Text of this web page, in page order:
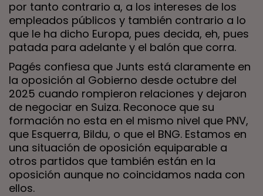
por tanto contrario a, a los intereses de los
empleados públicos y también contrario a lo
que le ha dicho Europa, pues decida, eh, pues
patada para adelante y el balón que corra.
Pagés confiesa que Junts está claramente en
la oposición al Gobierno desde octubre del
2025 cuando rompieron relaciones y dejaron
de negociar en Suiza. Reconoce que su
formación no esta en el mismo nivel que PNV,
que Esquerra, Bildu, o que el BNG. Estamos en
una situación de oposición equiparable a
otros partidos que también están en la
oposición aunque no coincidamos nada con
ellos.